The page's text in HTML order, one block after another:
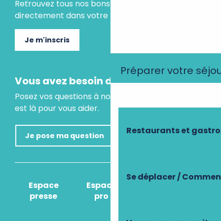
Préparer votre
Restaurants et
Se déplacer /
Retrouvez tous nos bons plans et idées séjours
directement dans votre boite mail.
Je m'inscris
Vous avez besoin d'un conseil ?
Posez vos questions à notre assistant virtuel, il
est là pour vous aider.
Je pose ma question
Espace
presse
Espace
pro
Comment venir